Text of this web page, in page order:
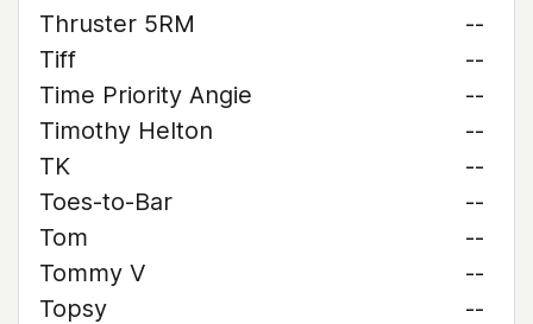
Thruster 5RM
--
Tiff
--
Time Priority Angie
--
Timothy Helton
--
TK
--
Toes-to-Bar
--
Tom
--
Tommy V
--
Topsy
--